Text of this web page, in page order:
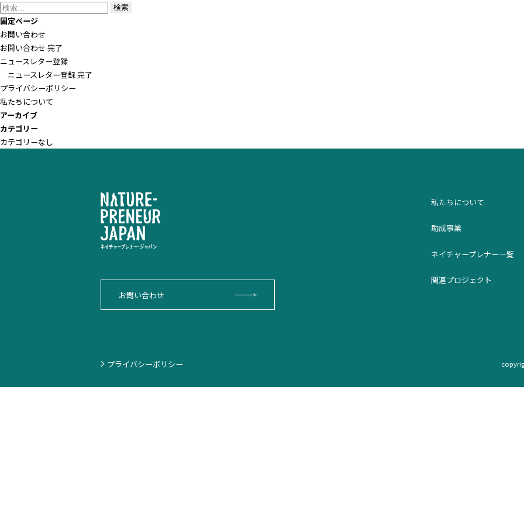
検
索:
固定ページ
お問い合わせ
お問い合わせ 完了
ニュースレター登録
ニュースレター登録 完了
プライバシーポリシー
私たちについて
アーカイブ
カテゴリー
カテゴリーなし
お問い合わせ
私たちについて
助成事業
ネイチャープレナー一覧
関連プロジェクト
プライバシーポリシー